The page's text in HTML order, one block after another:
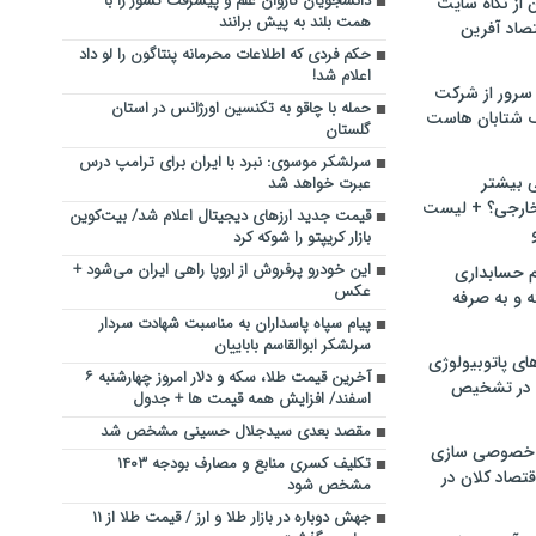
آفرین
از شرکت
شتابان هاست
بیشتر
+ لیست
حسابداری
و به صرفه
پاتوبیولوژی
در تشخیص
سازی
کلان در
همت بلند به پیش برانند
حکم فردی که اطلاعات محرمانه پنتاگون را لو داد
اعلام شد!
حمله با چاقو به تکنسین اورژانس در استان
گلستان
سرلشکر موسوی: نبرد با ایران برای ترامپ درس
عبرت خواهد شد
قیمت جدید ارز‌های دیجیتال اعلام شد/ بیت‌کوین
بازار کریپتو را شوکه کرد
این خودرو پرفروش از اروپا راهی ایران می‌شود +
عکس
پیام سپاه پاسداران به مناسبت شهادت سردار
سرلشکر ابوالقاسم باباییان
آخرین قیمت طلا، سکه و دلار امروز چهارشنبه ۶
اسفند/ افزایش همه قیمت ها + جدول
مقصد بعدی سیدجلال حسینی مشخص شد
تکلیف کسری منابع و مصارف بودجه ۱۴۰۳
مشخص شود
جهش دوباره در بازار طلا و ارز / قیمت طلا از ۱۱